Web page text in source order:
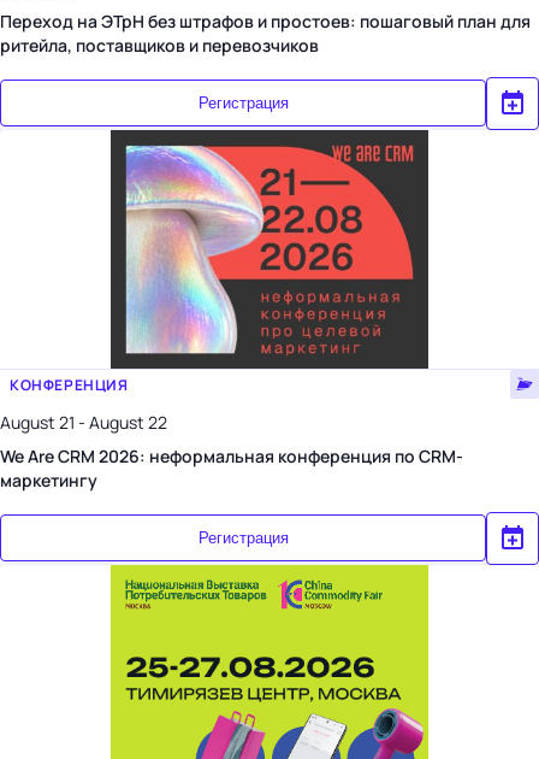
Переход на ЭТрН без штрафов и простоев: пошаговый план для
ритейла, поставщиков и перевозчиков
Регистрация
КОНФЕРЕНЦИЯ
August 21 - August 22
We Are CRM 2026: неформальная конференция по CRM-
маркетингу
Регистрация